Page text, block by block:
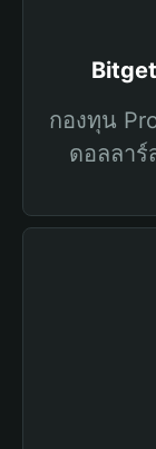
กองทุน
ดอลลา